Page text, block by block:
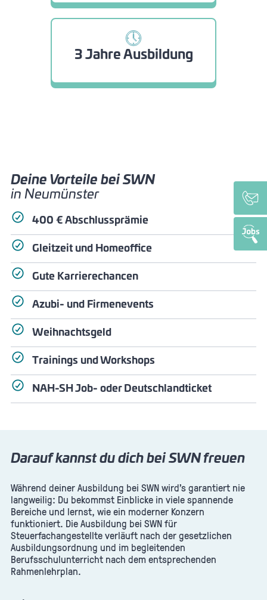
3 Jahre Ausbildung
Deine Vorteile bei SWN
in Neumünster
400 € Abschlussprämie
Gleitzeit und Homeoffice
Gute Karrierechancen
Azubi- und Firmenevents
Weihnachtsgeld
Trainings und Workshops
NAH-SH Job- oder Deutschlandticket
Darauf kannst du dich bei SWN freuen
Während deiner Ausbildung bei SWN wird’s garantiert nie
langweilig: Du bekommst Einblicke in viele spannende
Bereiche und lernst, wie ein moderner Konzern
funktioniert. Die Ausbildung bei SWN für
Steuerfachangestellte verläuft nach der gesetzlichen
Ausbildungsordnung und im begleitenden
Berufsschulunterricht nach dem entsprechenden
Rahmenlehrplan.